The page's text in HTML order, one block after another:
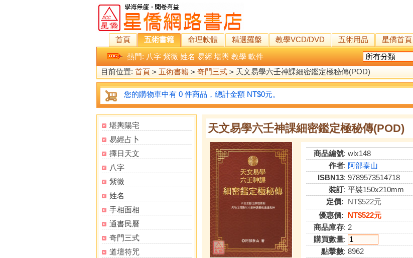
首頁 五術書籍 命理軟體 精選羅盤 教學VCD/DVD 五術用品
星僑首頁
熱門: 八字 紫微 姓名 易經 堪輿 教學 軟件
目前位置: 首頁 > 五術書籍 > 奇門三式 > 天文易學六壬神課細密鑑定極秘傳(POD)
您的購物車中有 0 件商品，總計金額 NT$0元。
堪輿陽宅
易經占卜
擇日天文
八字
紫微
姓名
手相面相
通書民曆
奇門三式
道壇符咒
天文易學六壬神課細密鑑定極秘傳(POD)
商品編號: wlx148
作者: 阿部泰山
ISBN13: 9789573514718
裝訂: 平裝150x210mm
定價: NT$522元
優惠價: NT$522元
商品庫存: 2
購買數量:
點擊數: 8962